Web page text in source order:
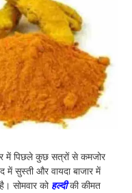
में पिछले कुछ सत्रों से कमजोर
में सुस्ती और वायदा बाजार में
सोमवार को हल्दीकी कीमत